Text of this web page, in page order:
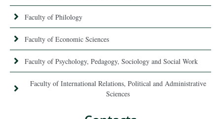
Faculty of Philology
Faculty of Economic Sciences
Faculty of Psychology, Pedagogy, Sociology and Social Work
Faculty of International Relations, Political and Administrative
Sciences